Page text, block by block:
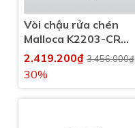
Vòi chậu rửa chén
Malloca K2203-CR
nóng lạnh
2.419.200₫ 3.456.000₫
30%